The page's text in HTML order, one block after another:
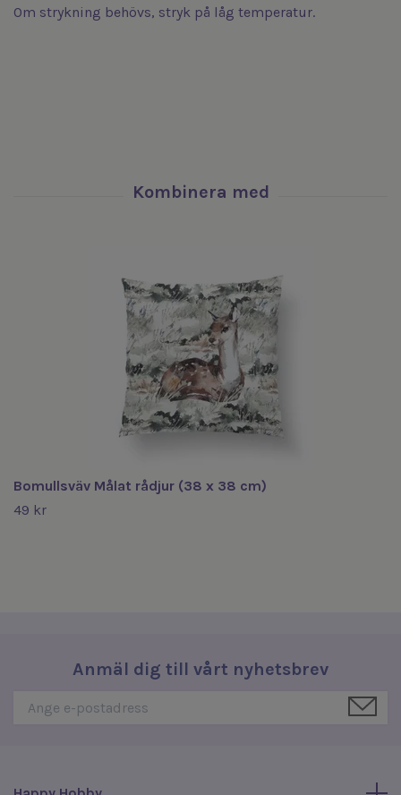
Om strykning behövs, stryk på låg temperatur.
Bomullsväv Målat rådjur (38 x 38 cm)
49 kr
Anmäl dig till vårt nyhetsbrev